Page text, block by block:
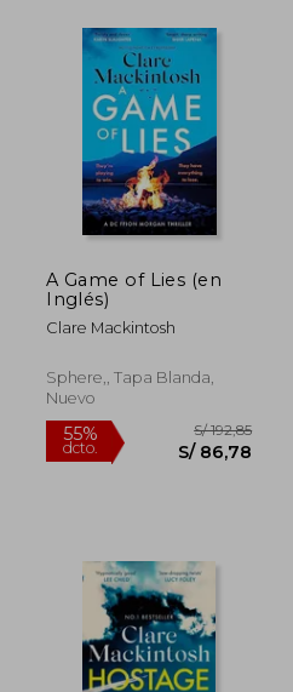
dcto.
A Game of Lies (en
Inglés)
Clare Mackintosh
Sphere,, Tapa Blanda,
Nuevo